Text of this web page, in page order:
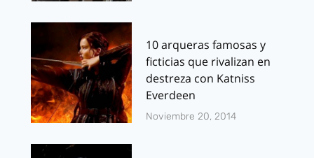
10 arqueras famosas y
ficticias que rivalizan en
destreza con Katniss
Everdeen
Noviembre 20, 2014